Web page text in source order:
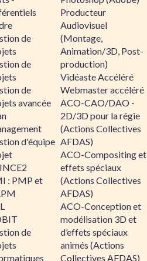
de
de
de
avancée
d'équipe
: PMP et
de
Producteur
Audiovisuel
(Montage,
Animation/3D, Post-
production)
Vidéaste Accéléré
Webmaster accéléré
ACO-CAO/DAO -
2D/3D pour la régie
(Actions Collectives
AFDAS)
ACO-Compositing et
effets spéciaux
(Actions Collectives
AFDAS)
ACO-Conception et
modélisation 3D et
d’effets spéciaux
animés (Actions
Collectives AFDAS)